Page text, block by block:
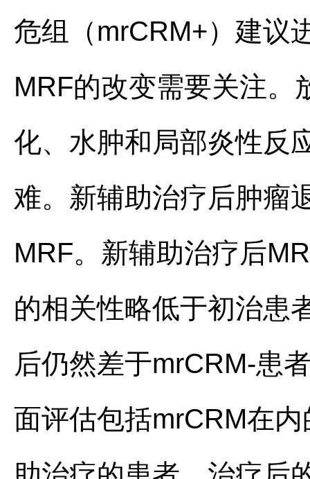
危组（mrCRM+）建议
MRF的改变需要关注。
化、水肿和局部炎性反
难。新辅助治疗后肿瘤
MRF。新辅助治疗后
的相关性略低于初治患
后仍然差于mrCRM-患
面评估包括mrCRM在